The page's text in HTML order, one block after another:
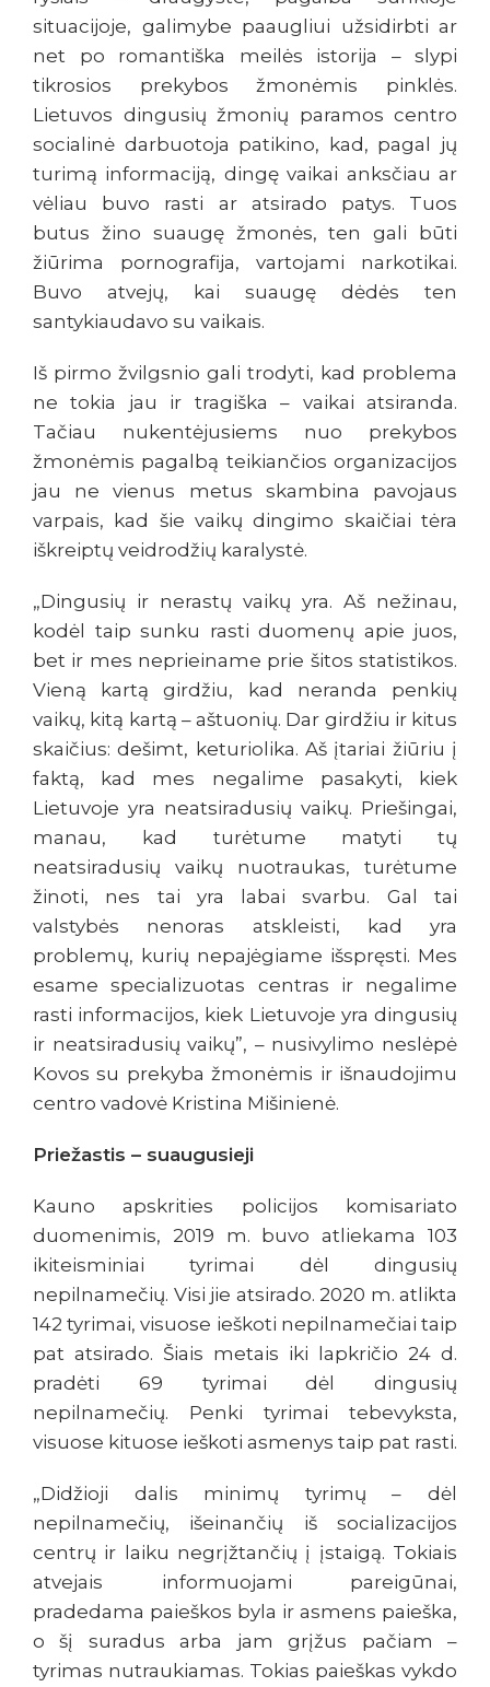
situacijoje, galimybe paaugliui užsidirbti ar
net po romantiška meilės istorija – slypi
tikrosios prekybos žmonėmis pinklės.
Lietuvos dingusių žmonių paramos centro
socialinė darbuotoja patikino, kad, pagal jų
turimą informaciją, dingę vaikai anksčiau ar
vėliau buvo rasti ar atsirado patys. Tuos
butus žino suaugę žmonės, ten gali būti
žiūrima pornografija, vartojami narkotikai.
Buvo atvejų, kai suaugę dėdės ten
santykiaudavo su vaikais.
Iš pirmo žvilgsnio gali trodyti, kad problema
ne tokia jau ir tragiška – vaikai atsiranda.
Tačiau nukentėjusiems nuo prekybos
žmonėmis pagalbą teikiančios organizacijos
jau ne vienus metus skambina pavojaus
varpais, kad šie vaikų dingimo skaičiai tėra
iškreiptų veidrodžių karalystė.
„Dingusių ir nerastų vaikų yra. Aš nežinau,
kodėl taip sunku rasti duomenų apie juos,
bet ir mes neprieiname prie šitos statistikos.
Vieną kartą girdžiu, kad neranda penkių
vaikų, kitą kartą – aštuonių. Dar girdžiu ir kitus
skaičius: dešimt, keturiolika. Aš įtariai žiūriu į
faktą, kad mes negalime pasakyti, kiek
Lietuvoje yra neatsiradusių vaikų. Priešingai,
manau, kad turėtume matyti tų
neatsiradusių vaikų nuotraukas, turėtume
žinoti, nes tai yra labai svarbu. Gal tai
valstybės nenoras atskleisti, kad yra
problemų, kurių nepajėgiame išspręsti. Mes
esame specializuotas centras ir negalime
rasti informacijos, kiek Lietuvoje yra dingusių
ir neatsiradusių vaikų”, – nusivylimo neslėpė
Kovos su prekyba žmonėmis ir išnaudojimu
centro vadovė Kristina Mišinienė.
Priežastis – suaugusieji
Kauno apskrities policijos komisariato
duomenimis, 2019 m. buvo atliekama 103
ikiteisminiai tyrimai dėl dingusių
nepilnamečių. Visi jie atsirado. 2020 m. atlikta
142 tyrimai, visuose ieškoti nepilnamečiai taip
pat atsirado. Šiais metais iki lapkričio 24 d.
pradėti 69 tyrimai dėl dingusių
nepilnamečių. Penki tyrimai tebevyksta,
visuose kituose ieškoti asmenys taip pat rasti.
„Didžioji dalis minimų tyrimų – dėl
nepilnamečių, išeinančių iš socializacijos
centrų ir laiku negrįžtančių į įstaigą. Tokiais
atvejais informuojami pareigūnai,
pradedama paieškos byla ir asmens paieška,
o šį suradus arba jam grįžus pačiam –
tyrimas nutraukiamas. Tokias paieškas vykdo